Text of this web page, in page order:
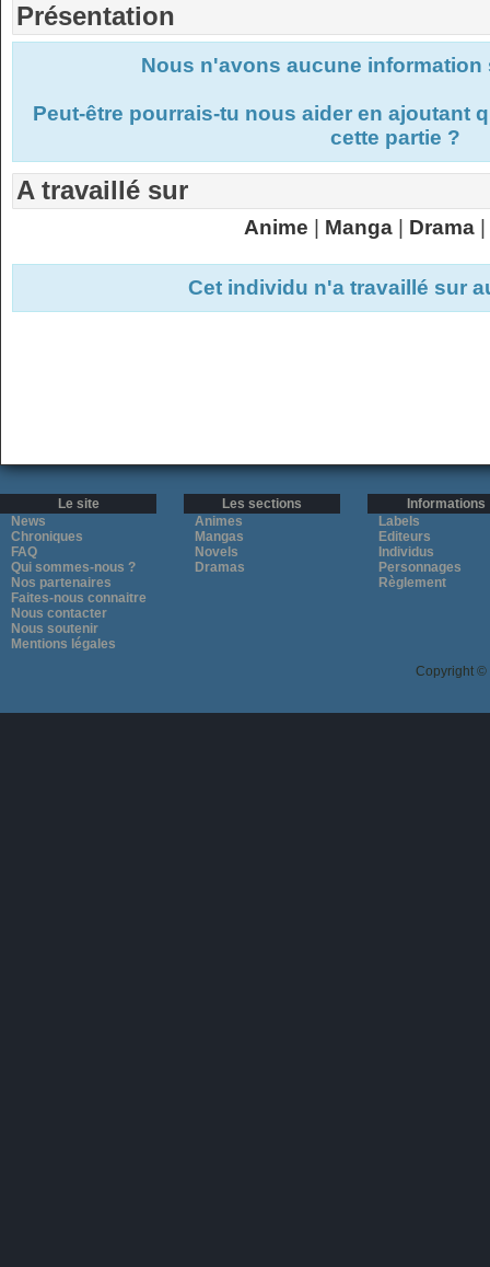
Présentation
Nous n'avons aucune
Peut-être pourrais-tu nous aider en ajoutant
cette partie ?
A travaillé sur
Anime Manga Drama
Cet individu n'a travaillé sur
Le site
News
Chroniques
FAQ
Qui sommes-nous ?
Nos partenaires
Faites-nous connaitre
Nous contacter
Nous soutenir
Mentions légales
Les sections
Animes
Mangas
Novels
Dramas
Informations
Labels
Editeurs
Individus
Personnages
Règlement
Copyright ©